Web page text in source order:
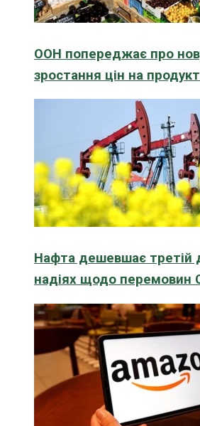
ООН попереджає про
зростання цін на
Нафта дешевшає третій
надіях щодо перемовин